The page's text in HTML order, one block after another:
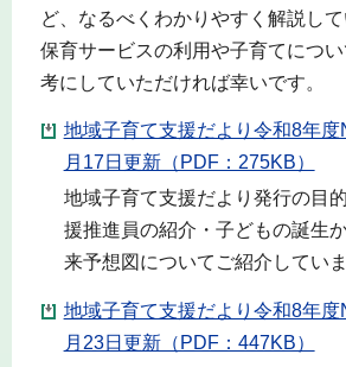
ど、なるべくわかりやすく解説して
保育サービスの利用や子育てにつ
考にしていただければ幸いです。
地域子育て支援だより令和8年
月17日更新（PDF：275KB）
地域子育て支援だより発行の目
援推進員の紹介・子どもの誕生
来予想図についてご紹介していま
地域子育て支援だより令和8年
月23日更新（PDF：447KB）